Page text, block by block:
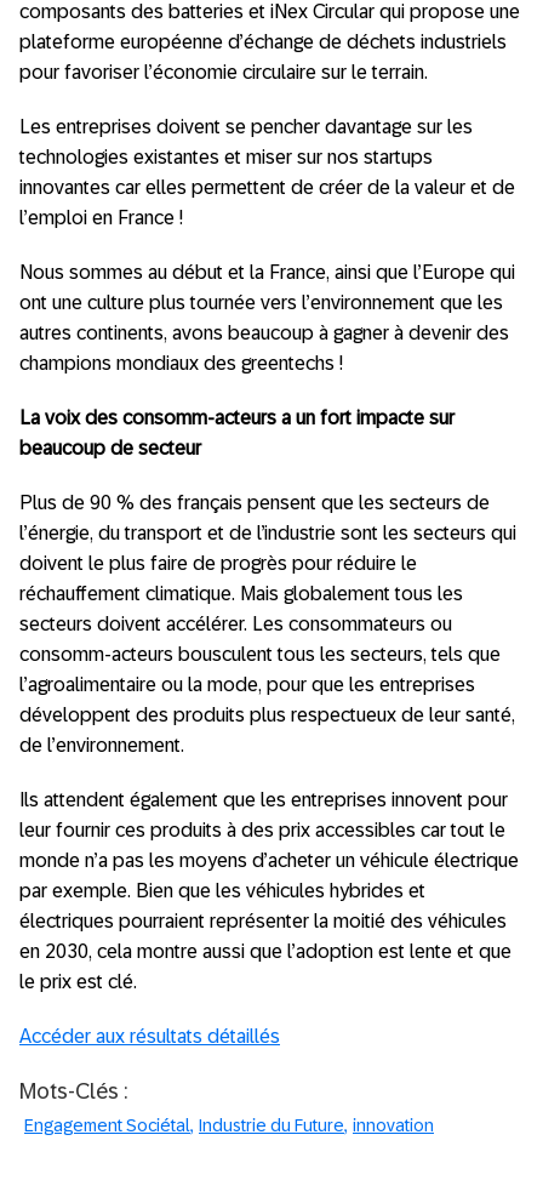
composants des batteries et iNex Circular qui propose une
plateforme européenne d’échange de déchets industriels
pour favoriser l’économie circulaire sur le terrain.
Les entreprises doivent se pencher davantage sur les
technologies existantes et miser sur nos startups
innovantes car elles permettent de créer de la valeur et de
l’emploi en France !
Nous sommes au début et la France, ainsi que l’Europe qui
ont une culture plus tournée vers l’environnement que les
autres continents, avons beaucoup à gagner à devenir des
champions mondiaux des greentechs !
La voix des consomm-acteurs a un fort impacte sur
beaucoup de secteur
Plus de 90 % des français pensent que les secteurs de
l’énergie, du transport et de l’industrie sont les secteurs qui
doivent le plus faire de progrès pour réduire le
réchauffement climatique. Mais globalement tous les
secteurs doivent accélérer. Les consommateurs ou
consomm-acteurs bousculent tous les secteurs, tels que
l’agroalimentaire ou la mode, pour que les entreprises
développent des produits plus respectueux de leur santé,
de l’environnement.
Ils attendent également que les entreprises innovent pour
leur fournir ces produits à des prix accessibles car tout le
monde n’a pas les moyens d’acheter un véhicule électrique
par exemple. Bien que les véhicules hybrides et
électriques pourraient représenter la moitié des véhicules
en 2030, cela montre aussi que l’adoption est lente et que
le prix est clé.
Accéder aux résultats détaillés
Mots-Clés :
Engagement Sociétal Industrie du Future innovation